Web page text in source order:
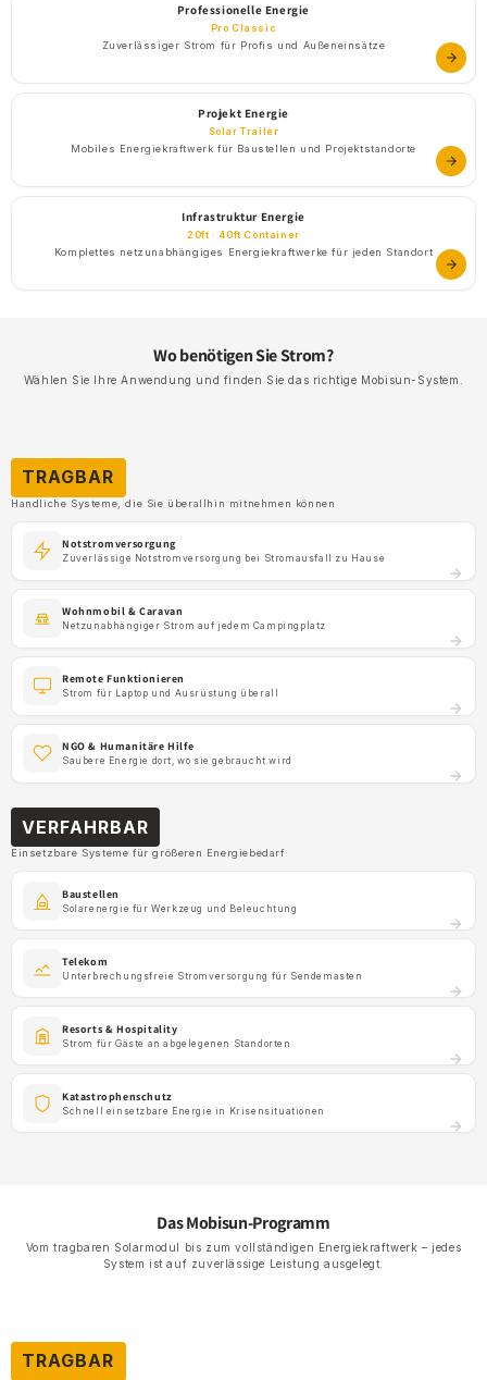
Professionelle Energie
Pro Classic
Zuverlässiger Strom für Profis und Außeneinsätze
Projekt Energie
Solar Trailer
Mobiles Energiekraftwerk für Baustellen und Projektstandorte
Infrastruktur Energie
20ft · 40ft Container
Komplettes netzunabhängiges Energiekraftwerke für jeden Standort
Wo benötigen Sie Strom?
Wählen Sie Ihre Anwendung und finden Sie das richtige Mobisun-System.
TRAGBAR
Handliche Systeme, die Sie überallhin mitnehmen können
Notstromversorgung
Zuverlässige Notstromversorgung bei Stromausfall zu Hause
Wohnmobil & Caravan
Netzunabhängiger Strom auf jedem Campingplatz
Remote Funktionieren
Strom für Laptop und Ausrüstung überall
NGO & Humanitäre Hilfe
Saubere Energie dort, wo sie gebraucht wird
VERFAHRBAR
Einsetzbare Systeme für größeren Energiebedarf
Baustellen
Solarenergie für Werkzeug und Beleuchtung
Telekom
Unterbrechungsfreie Stromversorgung für Sendemasten
Resorts & Hospitality
Strom für Gäste an abgelegenen Standorten
Katastrophenschutz
Schnell einsetzbare Energie in Krisensituationen
Das Mobisun-Programm
Vom tragbaren Solarmodul bis zum vollständigen Energiekraftwerk – jedes
System ist auf zuverlässige Leistung ausgelegt.
TRAGBAR